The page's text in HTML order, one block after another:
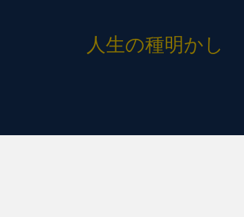
人生の種明かし